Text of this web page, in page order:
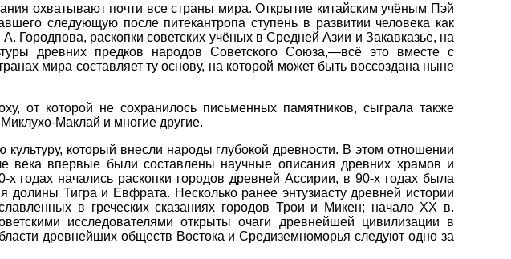
охватывают почти все страны мира. Открытие китайским учёным Пэй
следующую после питекантропа ступень в развитии человека как
Городпова, раскопки советских учёных в Средней Азии и Закавказье, на
древних предков народов Советского Союза,—всё это вместе с
мира составляет ту основу, на которой может быть воссоздана ныне
от которой не сохранилось письменных памятников, сыграла также
Маклай и многие другие.
который внесли народы глубокой древности. В этом отношении
века впервые были составлены научные описания древних храмов и
годах начались раскопки городов древней Ассирии, в 90-х годах была
Тигра и Евфрата. Несколько ранее энтузиасту древней истории
в греческих сказаниях городов Трои и Микен; начало XX в.
исследователями открыты очаги древнейшей цивилизации в
древнейших обществ Востока и Средиземноморья следуют одно за